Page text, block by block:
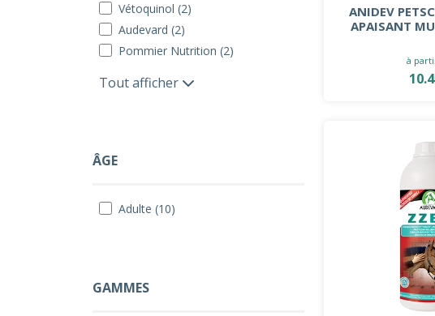
Vétoquinol (2)
Audevard (2)
Pommier Nutrition (2)
Tout afficher
ÂGE
Adulte (10)
GAMMES
ANIDEV
APAISANT
à